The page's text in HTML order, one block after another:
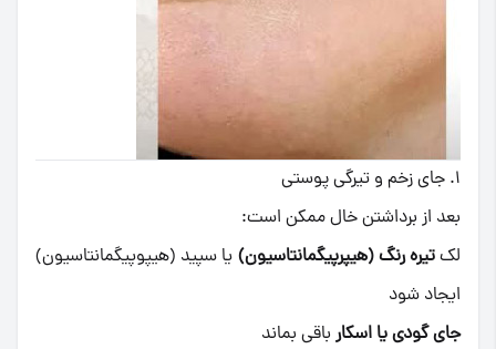
۱. جای زخم و تیرگی پوستی
بعد از برداشتن خال ممکن است:
لکتیره رنگ (هیپرپیگمانتاسیون) یا سپید (هیپوپیگمانتاسیون)
ایجاد شود
جای گودی یا اسکار باقی بماند